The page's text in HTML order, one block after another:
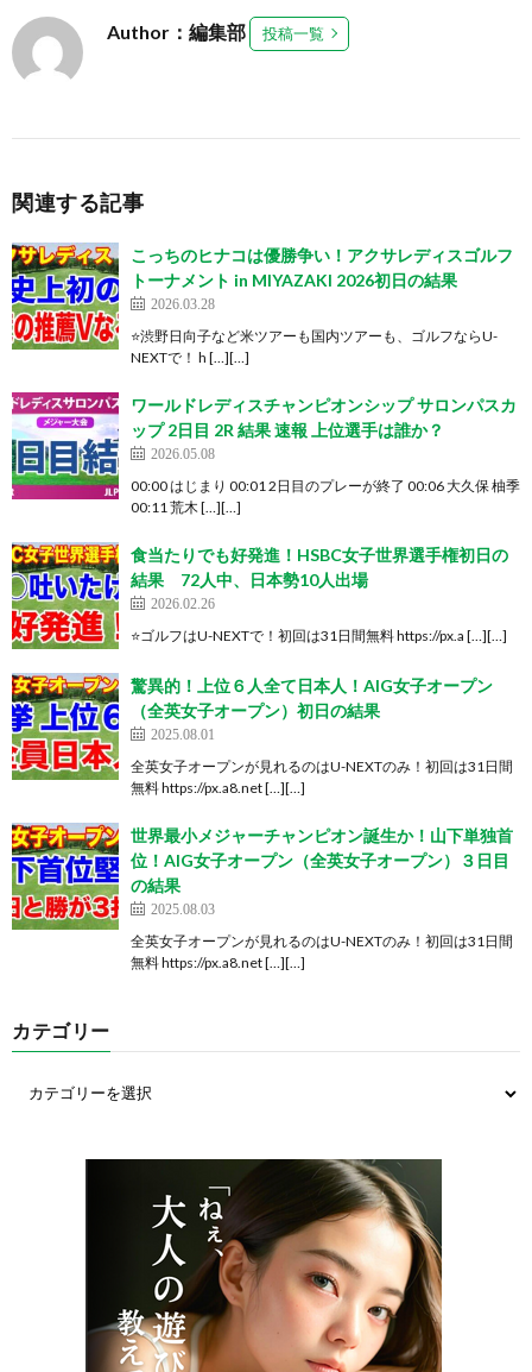
Author：編集部 投稿一覧
関連する記事
こっちのヒナコは優勝争い！アクサレディスゴルフ
トーナメント in MIYAZAKI 2026初日の結果
2026.03.28
⭐️渋野日向子など米ツアーも国内ツアーも、ゴルフならU-
NEXTで！ h […][…]
ワールドレディスチャンピオンシップ サロンパスカ
ップ 2日目 2R 結果 速報 上位選手は誰か？
2026.05.08
00:00 はじまり 00:01 2日目のプレーが終了 00:06 大久保 柚季
00:11 荒木 […][…]
食当たりでも好発進！HSBC女子世界選手権初日の
結果 72人中、日本勢10人出場
2026.02.26
⭐️ゴルフはU-NEXTで！初回は31日間無料 https://px.a […][…]
驚異的！上位６人全て日本人！AIG女子オープン
（全英女子オープン）初日の結果
2025.08.01
全英女子オープンが見れるのはU-NEXTのみ！初回は31日間
無料 https://px.a8.net […][…]
世界最小メジャーチャンピオン誕生か！山下単独首
位！AIG女子オープン（全英女子オープン）３日目
の結果
2025.08.03
全英女子オープンが見れるのはU-NEXTのみ！初回は31日間
無料 https://px.a8.net […][…]
カテゴリー